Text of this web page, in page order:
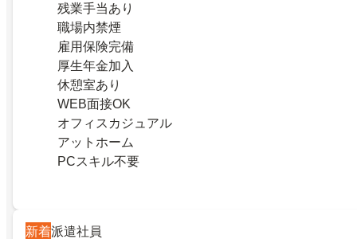
残業手当あり
職場内禁煙
雇用保険完備
厚生年金加入
休憩室あり
WEB面接OK
オフィスカジュアル
アットホーム
PCスキル不要
新着派遣社員